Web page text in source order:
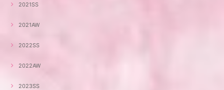
2021SS
2021AW
2022SS
2022AW
2023SS